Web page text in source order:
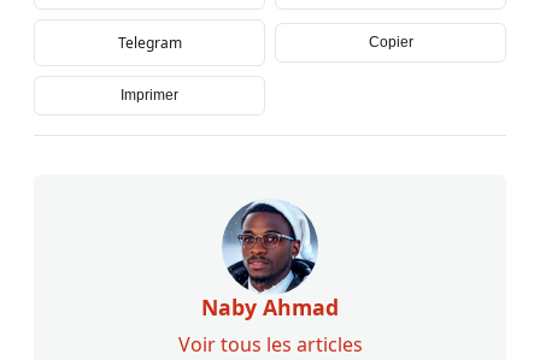
Telegram Copier
Imprimer
Naby Ahmad
Voir tous les articles